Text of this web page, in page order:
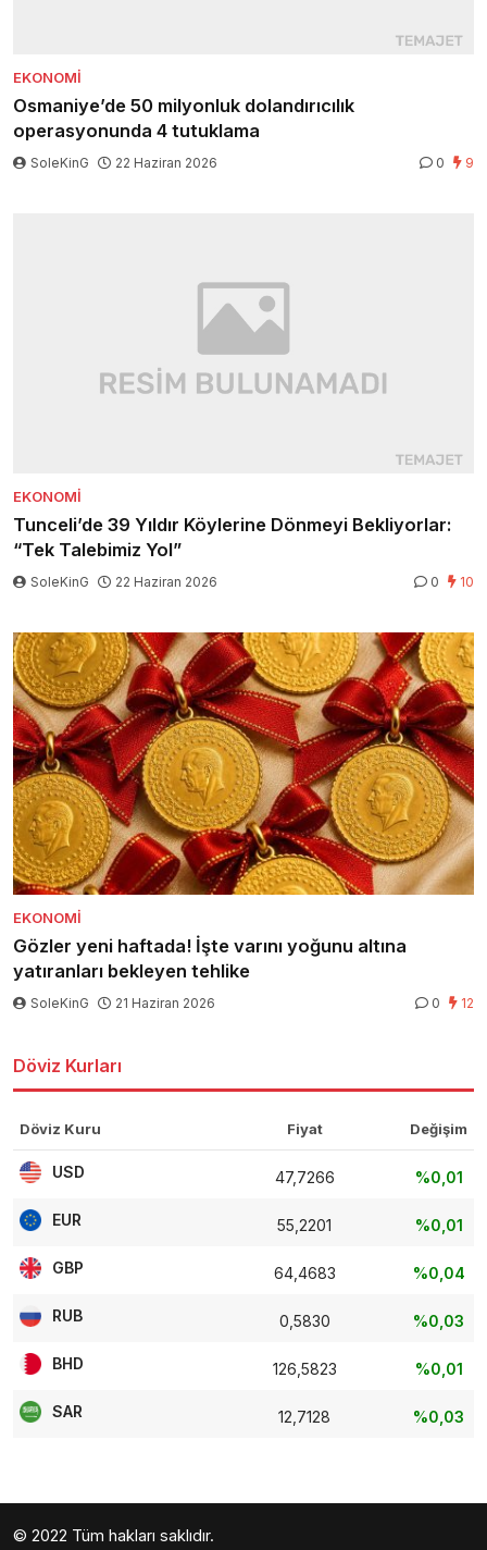
EKONOMI
Osmaniye’de 50 milyonluk dolandırıcılık
operasyonunda 4 tutuklama
SoleKinG 22 Haziran 2026 0 9
EKONOMI
Tunceli’de 39 Yıldır Köylerine Dönmeyi Bekliyorlar:
“Tek Talebimiz Yol”
SoleKinG 22 Haziran 2026 0 10
EKONOMI
Gözler yeni haftada! İşte varını yoğunu altına
yatıranları bekleyen tehlike
SoleKinG 21 Haziran 2026 0 12
Döviz Kurları
Döviz Kuru Fiyat Değişim
USD 47,7266 %0,01
EUR 55,2201 %0,01
GBP 64,4683 %0,04
RUB 0,5830 %0,03
BHD 126,5823 %0,01
SAR 12,7128 %0,03
© 2022 Tüm hakları saklıdır.